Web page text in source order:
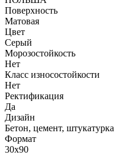
Поверхность
Матовая
Цвет
Серый
Морозостойкость
Нет
Класс износостойкости
Нет
Ректификация
Да
Дизайн
Бетон, цемент, штукатурка
Формат
30x90